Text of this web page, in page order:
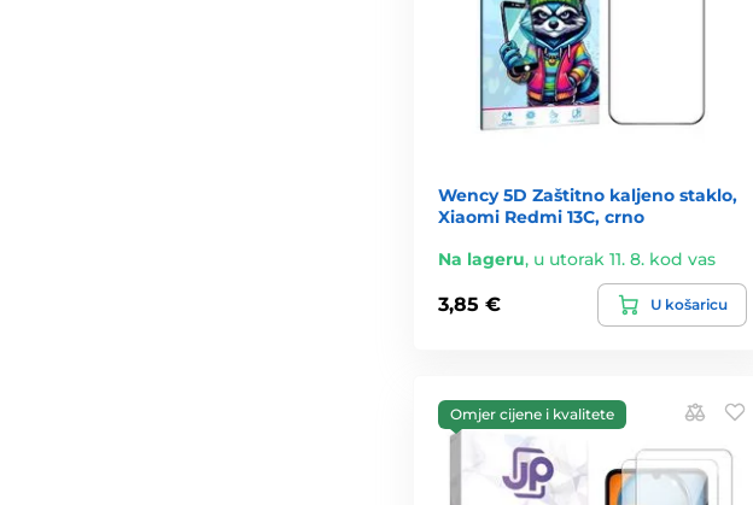
Wency 5D Zaštitno kaljeno staklo,
Xiaomi Redmi 13C, crno
Na lageru, u utorak 11. 8. kod vas
3,85 € U košaricu
Omjer cijene i kvalitete